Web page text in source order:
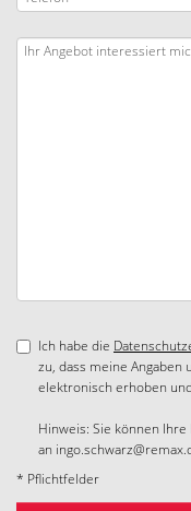
Ich habe die
zu, dass meine Angaben
elektronisch erhoben
Hinweis: Sie können
an
* Pflichtfelder